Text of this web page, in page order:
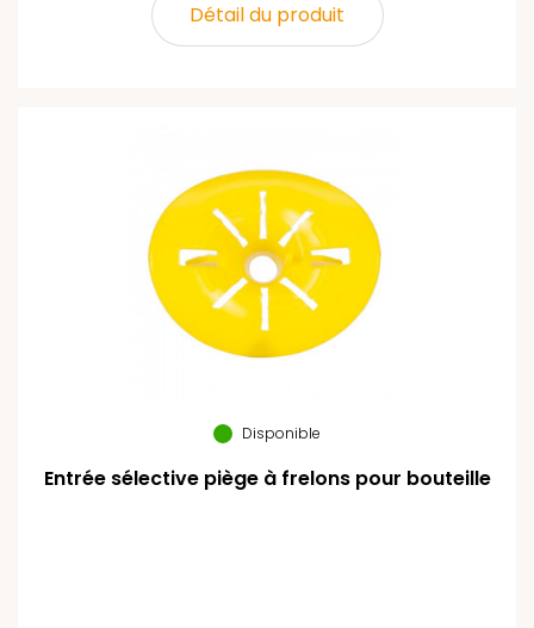
Détail du produit
Disponible
Entrée sélective piège à frelons pour bouteille